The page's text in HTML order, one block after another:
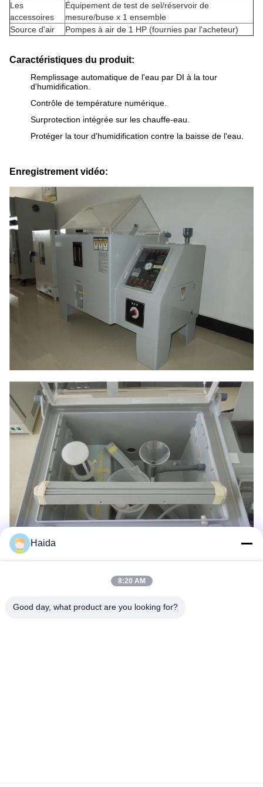
Les
accessoires
Équipement de test de sel/réservoir de
mesure/buse x 1 ensemble
Source d'air
Pompes à air de 1 HP (fournies par l'acheteur)
Caractéristiques du produit:
Remplissage automatique de l'eau par DI à la tour
d'humidification.
Contrôle de température numérique.
Surprotection intégrée sur les chauffe-eau.
Protéger la tour d'humidification contre la baisse de l'eau.
Enregistrement vidéo:
Équipement D'essai De Corrosion
Haida
8:20 AM
Good day, what product are you looking for?